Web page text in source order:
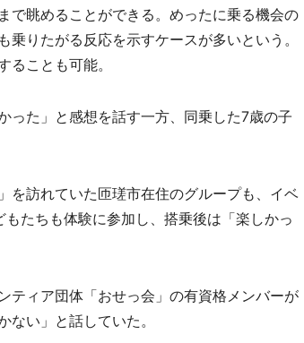
で眺めることができる。めったに乗る機会の
りたがる反応を示すケースが多いという。
ことも可能。
た」と感想を話す一方、同乗した7歳の子
訪れていた匝瑳市在住のグループも、イベ
たちも体験に参加し、搭乗後は「楽しかっ
ィア団体「おせっ会」の有資格メンバーが
い」と話していた。